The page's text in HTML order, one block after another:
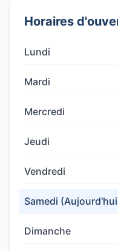
Horaires
Lundi
Mardi
Mercredi
Jeudi
Vendredi
Samedi
Dimanche